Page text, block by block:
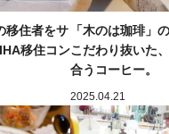
移住者をサ
移住コン
「木のは珈琲」
こだわり抜いた
合うコーヒー。
2025.04.21